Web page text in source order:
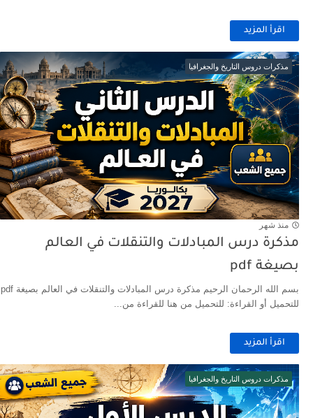
اقرأ المزيد
مذكرات دروس التاريخ والجغرافيا
منذ شهر
مذكرة درس المبادلات والتنقلات في العالم
بصيغة pdf
بسم الله الرحمان الرحيم مذكرة درس المبادلات والتنقلات في العالم بصيغة pdf
للتحميل أو القراءة: للتحميل من هنا للقراءة من...
اقرأ المزيد
مذكرات دروس التاريخ والجغرافيا